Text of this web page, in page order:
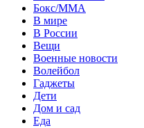
Бокс/MMA
В мире
В России
Вещи
Военные новости
Волейбол
Гаджеты
Дети
Дом и сад
Еда